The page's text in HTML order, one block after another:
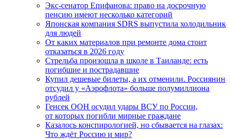
Экс-сенатор Епифанова: право на досрочную
пенсию имеют несколько категорий
Японская компания SDRS выпустила холодильник
для людей
От каких материалов при ремонте дома стоит
отказаться в 2026 году
Стрельба произошла в школе в Таиланде: есть
погибшие и пострадавшие
Купил дешевые билеты, а их отменили. Россиянин
отсудил у «Аэрофлота» больше полумиллиона
рублей
Генсек ООН осудил удары ВСУ по России,
от которых погибли мирные граждане
Казалось конспирологией, но сбывается на глазах:
Что ждёт Россию и мир?